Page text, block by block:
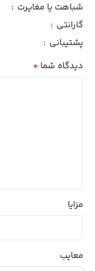
شباهت یا مغایرت
گارانتی
پشتیبانی
دیدگاه شما *
مزایا
معایب